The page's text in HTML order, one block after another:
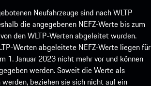
Neufahrzeuge sind nach WLTP
die angegebenen NEFZ-Werte bis zum
den WLTP-Werten abgeleitet wurden.
Werten abgeleitete NEFZ-Werte liegen für
1. Januar 2023 nicht mehr vor und können
werden. Soweit die Werte als
beziehen sie sich nicht auf ein